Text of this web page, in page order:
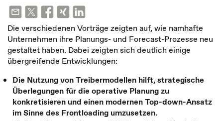
Die verschiedenen Vorträge zeigten auf, wie namhafte
Unternehmen ihre Planungs- und Forecast-Prozesse neu
gestaltet haben. Dabei zeigten sich deutlich einige
übergreifende Entwicklungen:
Die Nutzung von Treibermodellen hilft, strategische
Überlegungen für die operative Planung zu
konkretisieren und einen modernen Top-down-Ansatz
im Sinne des Frontloading umzusetzen.